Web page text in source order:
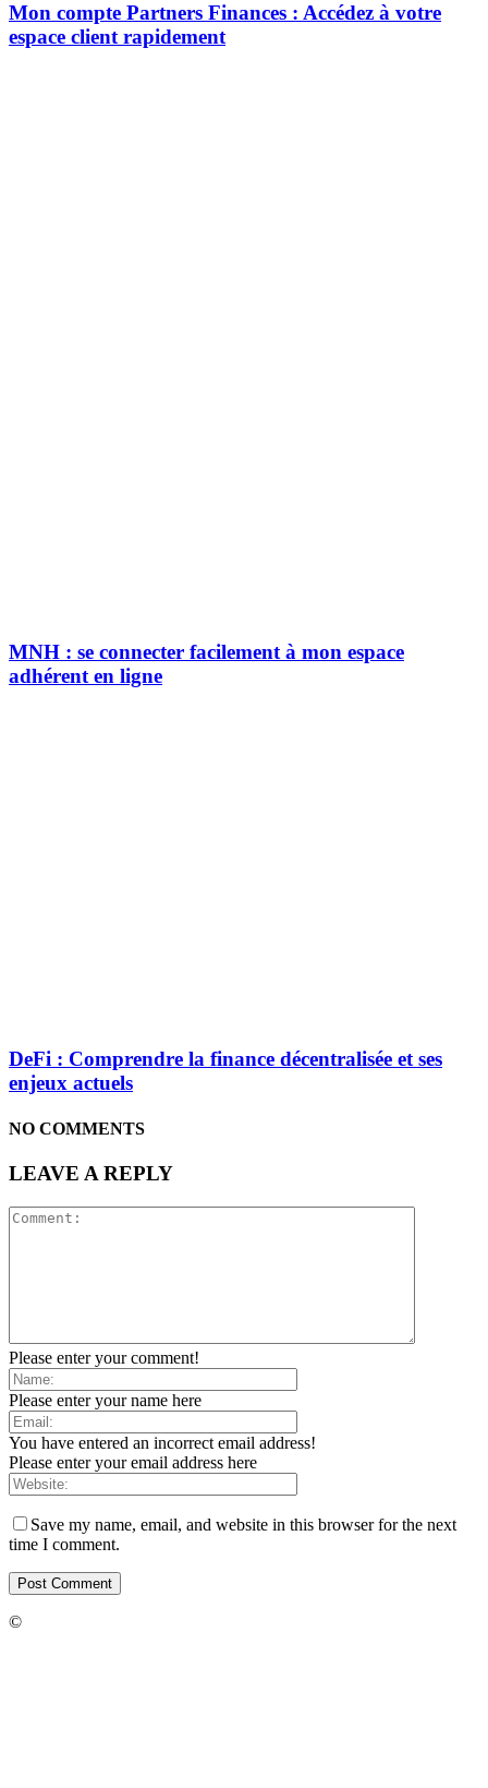
Mon compte Partners Finances : Accédez à votre
espace client rapidement
MNH : se connecter facilement à mon espace
adhérent en ligne
DeFi : Comprendre la finance décentralisée et ses
enjeux actuels
NO COMMENTS
LEAVE A REPLY
Please enter your comment!
Please enter your name here
You have entered an incorrect email address!
Please enter your email address here
Save my name, email, and website in this browser for the next
time I comment.
©